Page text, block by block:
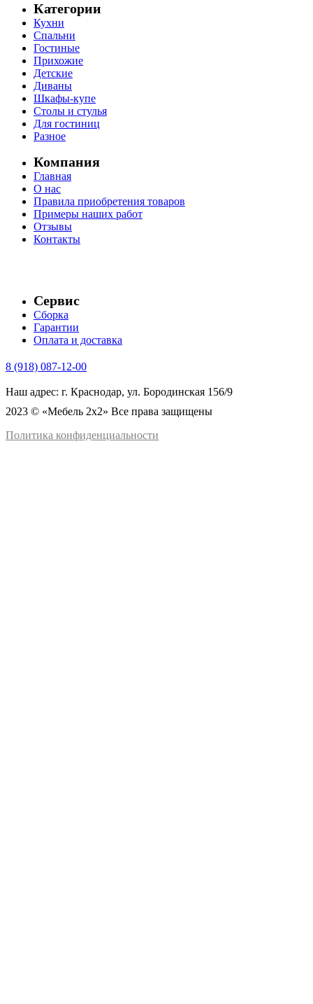
Категории
Кухни
Спальни
Гостиные
Прихожие
Детские
Диваны
Шкафы-купе
Столы и стулья
Для гостиниц
Разное
Компания
Главная
О нас
Правила приобретения товаров
Примеры наших работ
Отзывы
Контакты
Сервис
Сборка
Гарантии
Оплата и доставка
8 (918) 087-12-00
Наш адрес: г. Краснодар, ул. Бородинская 156/9
2023 © «Мебель 2x2» Все права защищены
Политика конфиденциальности